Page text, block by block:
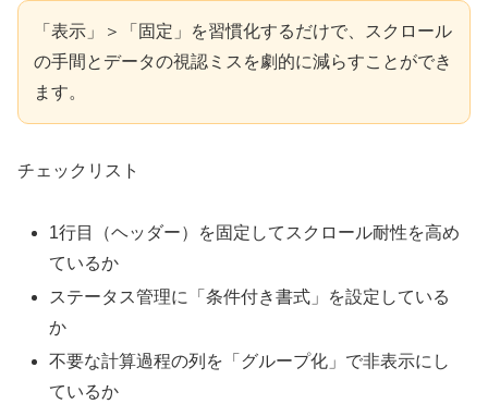
「表示」＞「固定」を習慣化するだけで、スクロール
の手間とデータの視認ミスを劇的に減らすことができ
ます。
チェックリスト
1行目（ヘッダー）を固定してスクロール耐性を高め
ているか
ステータス管理に「条件付き書式」を設定している
か
不要な計算過程の列を「グループ化」で非表示にし
ているか